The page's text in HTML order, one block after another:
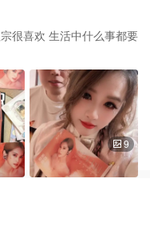
很喜欢 生活中什么事都要
9